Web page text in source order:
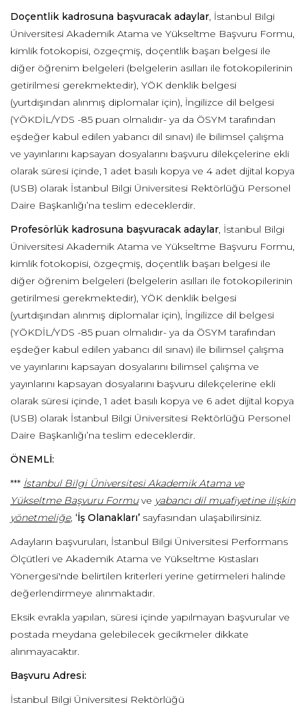
Doçentlik kadrosuna başvuracak adaylar, İstanbul Bilgi
Üniversitesi Akademik Atama ve Yükseltme Başvuru Formu,
kimlik fotokopisi, özgeçmiş, doçentlik başarı belgesi ile
diğer öğrenim belgeleri (belgelerin asılları ile fotokopilerinin
getirilmesi gerekmektedir), YÖK denklik belgesi
(yurtdışından alınmış diplomalar için), İngilizce dil belgesi
(YÖKDİL/YDS -85 puan olmalıdır- ya da ÖSYM tarafından
eşdeğer kabul edilen yabancı dil sınavı) ile bilimsel çalışma
ve yayınlarını kapsayan dosyalarını başvuru dilekçelerine ekli
olarak süresi içinde, 1 adet basılı kopya ve 4 adet dijital kopya
(USB) olarak İstanbul Bilgi Üniversitesi Rektörlüğü Personel
Daire Başkanlığı’na teslim edeceklerdir.
Profesörlük kadrosuna başvuracak adaylar, İstanbul Bilgi
Üniversitesi Akademik Atama ve Yükseltme Başvuru Formu,
kimlik fotokopisi, özgeçmiş, doçentlik başarı belgesi ile
diğer öğrenim belgeleri (belgelerin asılları ile fotokopilerinin
getirilmesi gerekmektedir), YÖK denklik belgesi
(yurtdışından alınmış diplomalar için), İngilizce dil belgesi
(YÖKDİL/YDS -85 puan olmalıdır- ya da ÖSYM tarafından
eşdeğer kabul edilen yabancı dil sınavı) ile bilimsel çalışma
ve yayınlarını kapsayan dosyalarını bilimsel çalışma ve
yayınlarını kapsayan dosyalarını başvuru dilekçelerine ekli
olarak süresi içinde, 1 adet basılı kopya ve 6 adet dijital kopya
(USB) olarak İstanbul Bilgi Üniversitesi Rektörlüğü Personel
Daire Başkanlığı’na teslim edeceklerdir.
ÖNEMLİ:
*** İstanbul Bilgi Üniversitesi Akademik Atama ve
Yükseltme Başvuru Formuve yabancı dil muafiyetine ilişkin
yönetmeliğe, ‘İş Olanakları’ sayfasından ulaşabilirsiniz.
Adayların başvuruları, İstanbul Bilgi Üniversitesi Performans
Ölçütleri ve Akademik Atama ve Yükseltme Kıstasları
Yönergesi'nde belirtilen kriterleri yerine getirmeleri halinde
değerlendirmeye alınmaktadır.
Eksik evrakla yapılan, süresi içinde yapılmayan başvurular ve
postada meydana gelebilecek gecikmeler dikkate
alınmayacaktır.
Başvuru Adresi:
İstanbul Bilgi Üniversitesi Rektörlüğü